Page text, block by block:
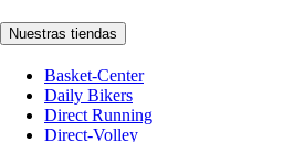
Nuestras tiendas
Basket-Center
Daily Bikers
Direct Running
Direct-Volley